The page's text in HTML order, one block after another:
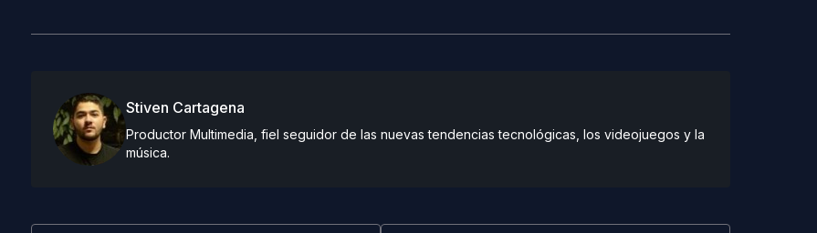
Stiven Cartagena
Productor Multimedia, fiel seguidor de las nuevas tendencias tecnológicas, los videojuegos y la
música.